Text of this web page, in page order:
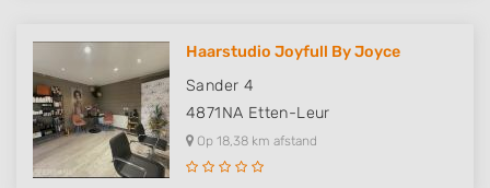
Haarstudio Joyfull By Joyce
Sander 4
4871NA Etten-Leur
Op 18,38 km afstand